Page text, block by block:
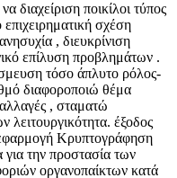
διαχείριση ποικίλοι τύπος
σχέση
, διευκρίνιση
επίλυση προβλημάτων .
τόσο άπλυτο ρόλος-
διαφοροποιώ θέμα
, σταματώ
λειτουργικότητα. έξοδος
Κρυπτογράφηση
την προστασία των
οργανοπαίκτων κατά